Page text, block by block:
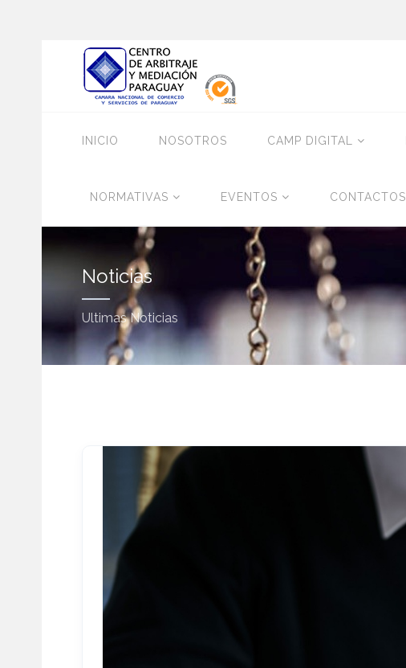
INICIO NOSOTROS CAMP DIGITAL
NORMATIVAS EVENTOS CONTACTOS
Noticias
Ultimas Noticias